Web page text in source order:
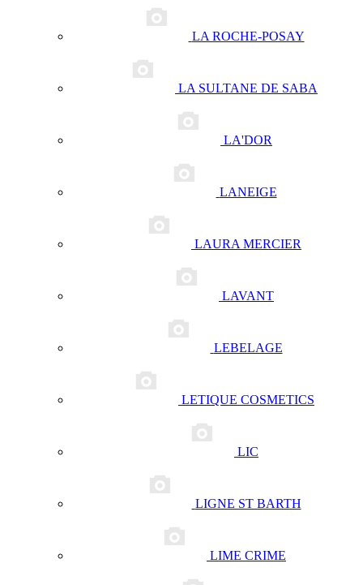
LA ROCHE-POSAY
LA SULTANE DE SABA
LA'DOR
LANEIGE
LAURA MERCIER
LAVANT
LEBELAGE
LETIQUE COSMETICS
LIC
LIGNE ST BARTH
LIME CRIME